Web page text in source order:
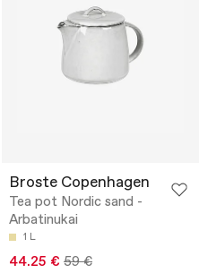
Broste Copenhagen
Tea pot Nordic sand -
Arbatinukai
1 L
44.25 € 59 €